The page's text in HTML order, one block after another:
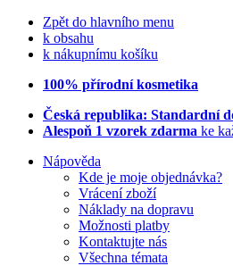
Zpět do hlavního menu
k obsahu
k nákupnímu košíku
100% přírodní kosmetika
Česká republika: Standardní
Alespoň 1 vzorek zdarma ke
Nápověda
Kde je moje objednávka?
Vrácení zboží
Náklady na dopravu
Možnosti platby
Kontaktujte nás
Všechna témata